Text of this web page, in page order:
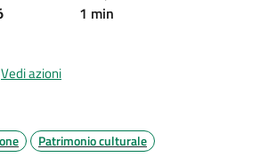
1 min
Vedi azioni
Patrimonio culturale